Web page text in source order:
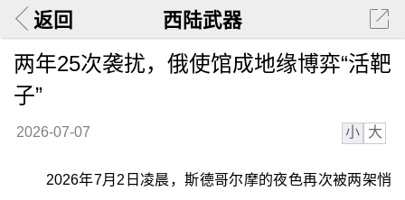
返回 西陆武器
两年25次袭扰，俄使馆成地缘博弈“活靶
子”
2026-07-07 小 大
2026年7月2日凌晨，斯德哥尔摩的夜色再次被两架悄